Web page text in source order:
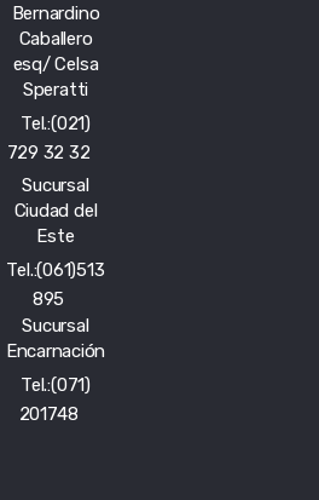
Bernardino
Caballero
esq/ Celsa
Speratti
Tel.:(021)
729 32 32
Sucursal
Ciudad del
Este
Tel.:(061)513
895
Sucursal
Encarnación
Tel.:(071)
201748